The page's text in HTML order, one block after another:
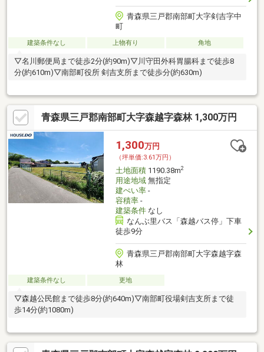
青森県三戸郡南部町大字剣吉字中
町
建築条件なし 上物有り 角地
▽名川郵便局まで徒歩2分(約90m)▽川守田外科胃腸科まで徒歩8
分(約610m)▽南部町役所 剣吉支所まで徒歩分(約630m)
青森県三戸郡南部町大字森越字森林 1,300万円
1,300万円
（坪単価:3.61万円）
土地面積1190.38m2
用途地域無指定
建ぺい率-
容積率-
建築条件なし
なんぶ里バス「森越バス停」下車
徒歩9分
青森県三戸郡南部町大字森越字森
林
建築条件なし 更地
▽森越公民館まで徒歩8分(約640m)▽南部町役場剣吉支所まで徒
歩14分(約1080m)